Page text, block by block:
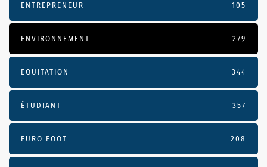
ENTREPRENEUR 105
ENVIRONNEMENT 279
EQUITATION 344
ÉTUDIANT 357
EURO FOOT 208